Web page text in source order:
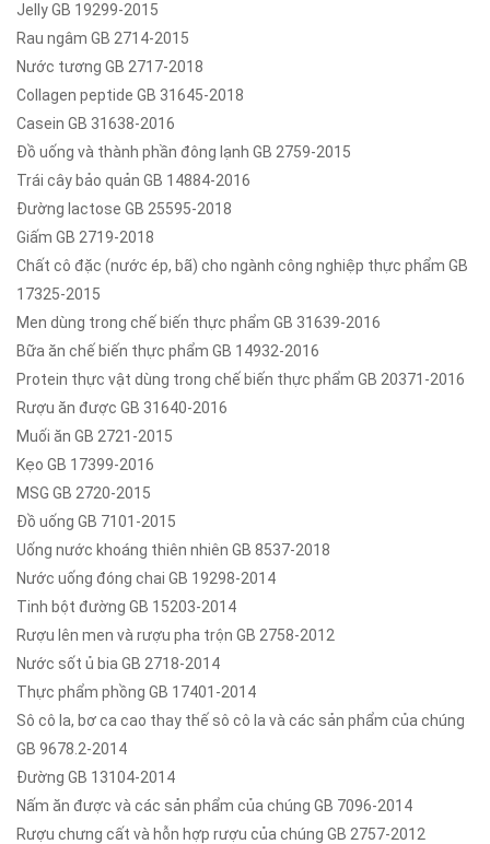
Jelly GB 19299-2015
Rau ngâm GB 2714-2015
Nước tương GB 2717-2018
Collagen peptide GB 31645-2018
Casein GB 31638-2016
Đồ uống và thành phần đông lạnh GB 2759-2015
Trái cây bảo quản GB 14884-2016
Đường lactose GB 25595-2018
Giấm GB 2719-2018
Chất cô đặc (nước ép, bã) cho ngành công nghiệp thực phẩm GB
17325-2015
Men dùng trong chế biến thực phẩm GB 31639-2016
Bữa ăn chế biến thực phẩm GB 14932-2016
Protein thực vật dùng trong chế biến thực phẩm GB 20371-2016
Rượu ăn được GB 31640-2016
Muối ăn GB 2721-2015
Kẹo GB 17399-2016
MSG GB 2720-2015
Đồ uống GB 7101-2015
Uống nước khoáng thiên nhiên GB 8537-2018
Nước uống đóng chai GB 19298-2014
Tinh bột đường GB 15203-2014
Rượu lên men và rượu pha trộn GB 2758-2012
Nước sốt ủ bia GB 2718-2014
Thực phẩm phồng GB 17401-2014
Sô cô la, bơ ca cao thay thế sô cô la và các sản phẩm của chúng
GB 9678.2-2014
Đường GB 13104-2014
Nấm ăn được và các sản phẩm của chúng GB 7096-2014
Rượu chưng cất và hỗn hợp rượu của chúng GB 2757-2012